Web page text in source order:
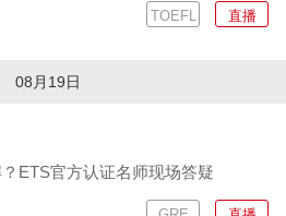
TOEFL 直播
08月19日
ETS官方认证名师现场答疑